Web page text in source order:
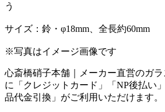
う
サイズ：鈴・φ18mm、全長約60mm
※写真はイメージ画像です
心斎橋硝子本舗｜メーカー直営のガ
に「 クレジットカード 」「 NP後払い
品代金引換 」がご利用いただけます。